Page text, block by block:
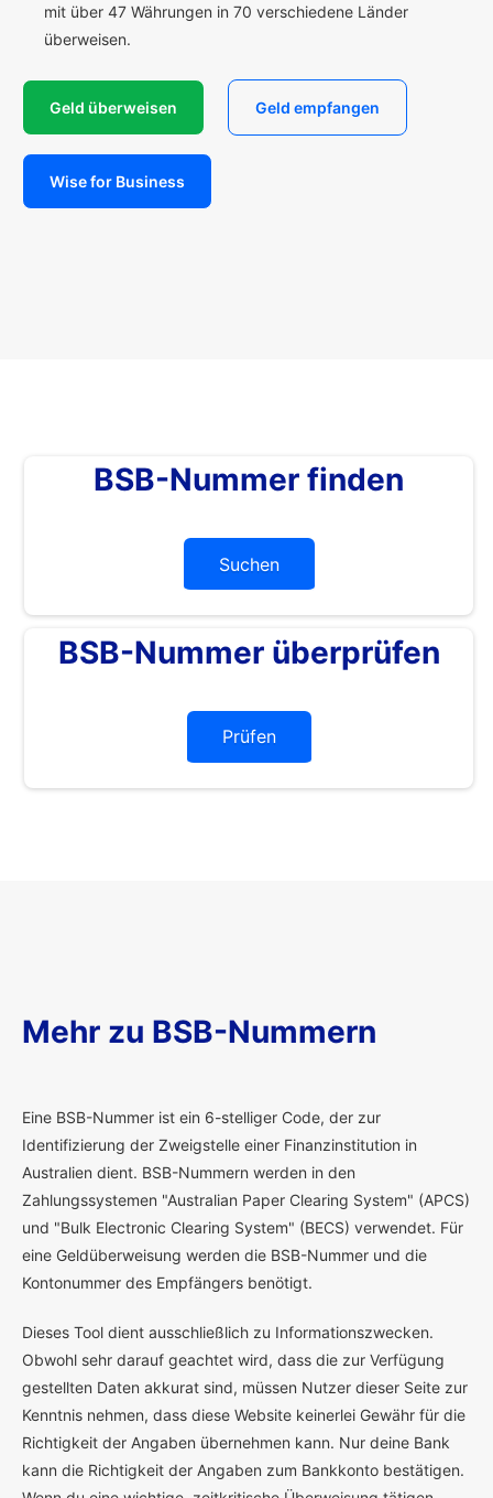
mit über 47 Währungen in 70 verschiedene Länder
überweisen.
Geld überweisen Geld empfangen
Wise for Business
BSB-Nummer finden
Suchen
BSB-Nummer überprüfen
Prüfen
Mehr zu BSB-Nummern
Eine BSB-Nummer ist ein 6-stelliger Code, der zur
Identifizierung der Zweigstelle einer Finanzinstitution in
Australien dient. BSB-Nummern werden in den
Zahlungssystemen "Australian Paper Clearing System" (APCS)
und "Bulk Electronic Clearing System" (BECS) verwendet. Für
eine Geldüberweisung werden die BSB-Nummer und die
Kontonummer des Empfängers benötigt.
Dieses Tool dient ausschließlich zu Informationszwecken.
Obwohl sehr darauf geachtet wird, dass die zur Verfügung
gestellten Daten akkurat sind, müssen Nutzer dieser Seite zur
Kenntnis nehmen, dass diese Website keinerlei Gewähr für die
Richtigkeit der Angaben übernehmen kann. Nur deine Bank
kann die Richtigkeit der Angaben zum Bankkonto bestätigen.